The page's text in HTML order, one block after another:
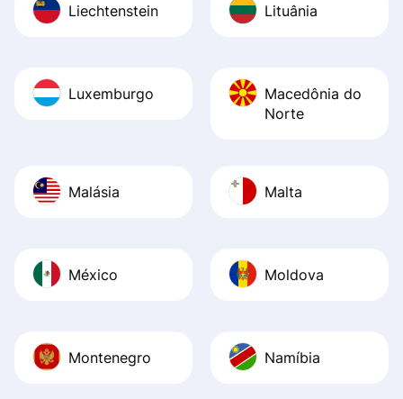
Liechtenstein Lituânia
Luxemburgo
Macedônia do
Norte
Malásia Malta
México Moldova
Montenegro Namíbia